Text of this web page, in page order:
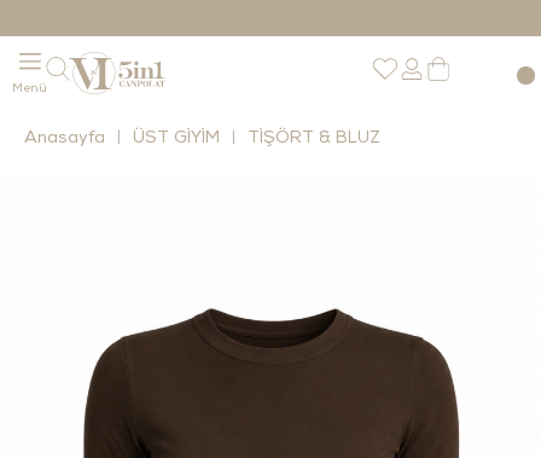
Anasayfa ÜST GİYİM TİŞÖRT & BLUZ